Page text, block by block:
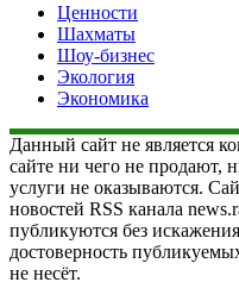
Ценности
Шахматы
Шоу-бизнес
Экология
Экономика
Данный сайт не является
сайте ни чего не продают,
услуги не оказываются.
новостей RSS канала
публикуются без
достоверность
не несёт.